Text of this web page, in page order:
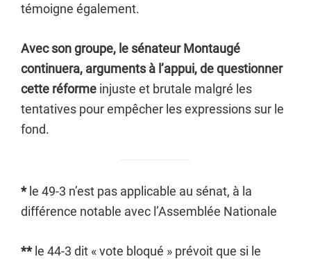
témoigne également.
Avec son groupe, le sénateur Montaugé
continuera, arguments à l’appui, de questionner
cette réforme injuste et brutale malgré les
tentatives pour empêcher les expressions sur le
fond.
*le 49-3 n’est pas applicable au sénat, à la
différence notable avec l’Assemblée Nationale
**le 44-3 dit « vote bloqué » prévoit que si le